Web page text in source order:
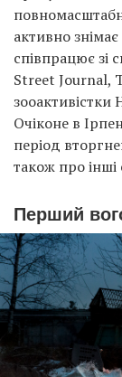
активно
співпрацює зі
Street Journal,
зооактивістки
Очіконе в
період
також про інші
Перший